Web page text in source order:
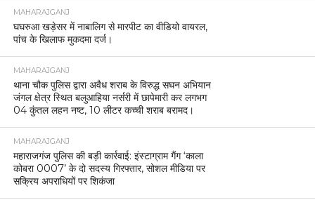
MAHARAJGANJ
घघरुआ खड़ेसर में नाबालिग से मारपीट का वीडियो वायरल,
पांच के खिलाफ मुकदमा दर्ज।
MAHARAJGANJ
थाना चौक पुलिस द्वारा अवैध शराब के विरुद्ध सघन अभियान
जंगल क्षेत्र स्थित बलुआहिया नर्सरी में छापेमारी कर लगभग
04 कुंतल लहन नष्ट, 10 लीटर कच्ची शराब बरामद।
MAHARAJGANJ
महाराजगंज पुलिस की बड़ी कार्रवाई: इंस्टाग्राम गैंग ‘काला
कोबरा 0007’ के दो सदस्य गिरफ्तार, सोशल मीडिया पर
सक्रिय अपराधियों पर शिकंजा